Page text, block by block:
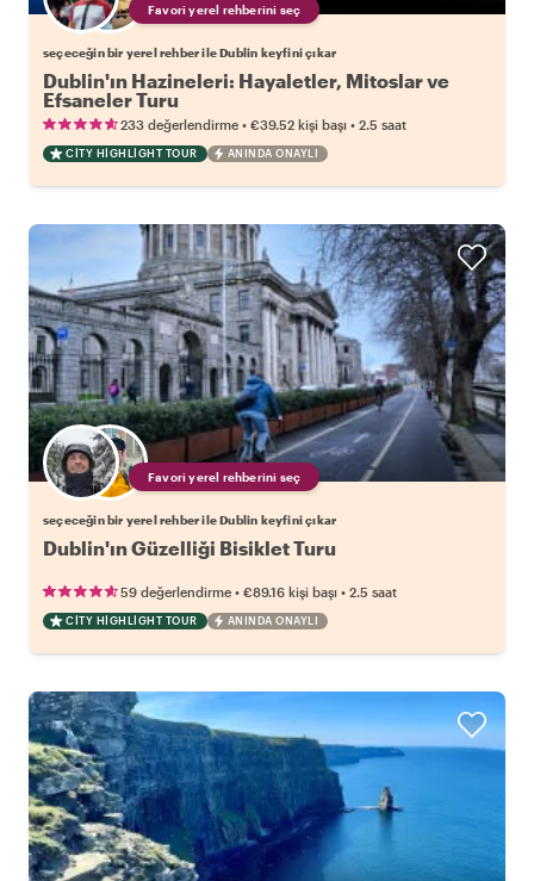
Favori yerel rehberini seç
seçeceğin bir yerel rehber ile Dublin keyfini çıkar
Dublin'ın Hazineleri: Hayaletler, Mitoslar ve
Efsaneler Turu
233 değerlendirme • €39.52 kişi başı • 2.5 saat
CITY HIGHLIGHT TOUR ANINDA ONAYLI
Favori yerel rehberini seç
seçeceğin bir yerel rehber ile Dublin keyfini çıkar
Dublin'ın Güzelliği Bisiklet Turu
59 değerlendirme • €89.16 kişi başı • 2.5 saat
CITY HIGHLIGHT TOUR ANINDA ONAYLI